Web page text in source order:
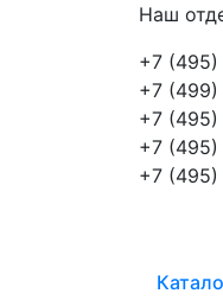
Наш
+7
+7 (499)
+7
+7
+7